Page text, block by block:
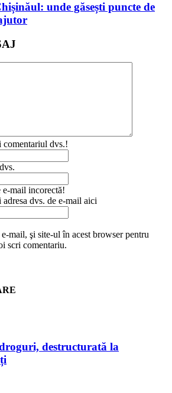
unde găsești puncte de
comentariul dvs.!
e-mail incorectă!
dvs. de e-mail aici
mail, şi site-ul în acest browser pentru
scri comentariu.
destructurată la